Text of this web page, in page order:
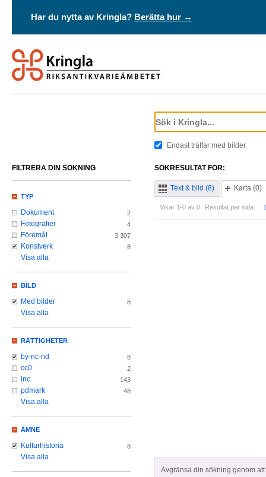
Har du nytta av Kringla? Berätta hur →
Endast träffar med bilder
SÖKRESULTAT FÖR:
Text & bild (8) Karta (0)
Visar 1-0 av 0 Resultat per sida:
Avgränsa din sökning genom
FILTRERA DIN SÖKNING
TYP
Dokument 2
Fotografier 4
Föremål 3 307
Konstverk 8
Visa alla
BILD
Med bilder 8
Visa alla
RÄTTIGHETER
by-nc-nd 8
cc0 2
inc 143
pdmark 48
Visa alla
ÄMNE
Kulturhistoria 8
Visa alla